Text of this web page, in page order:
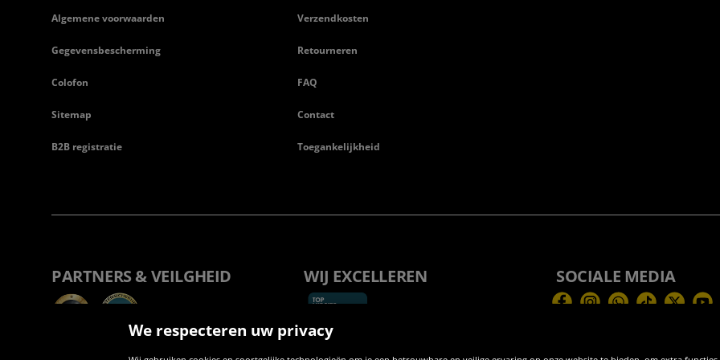
Algemene voorwaarden
Gegevensbescherming
Colofon
Sitemap
B2B registratie
Verzendkosten
Retourneren
FAQ
Contact
Toegankelijkheid
PARTNERS & VEILGHEID WIJ EXCELLEREN SOCIALE MEDIA
FacebookInstagramWhatsApp
TikTokTwitter
We respecteren uw privacy